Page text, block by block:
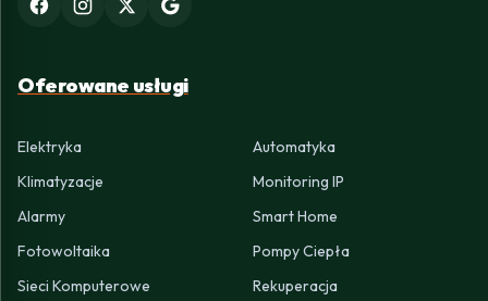
Oferowane usługi
Elektryka
Automatyka
Klimatyzacje
Monitoring IP
Alarmy
Smart Home
Fotowoltaika
Pompy Ciepła
Sieci Komputerowe
Rekuperacja